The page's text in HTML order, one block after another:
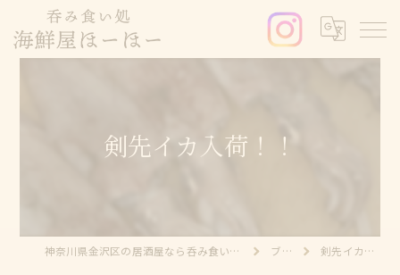
剣先イカ入荷！！
神奈川県金沢区の居酒屋なら呑み食い処 海鮮屋ほーほー ブログ 剣先イカ入荷！！